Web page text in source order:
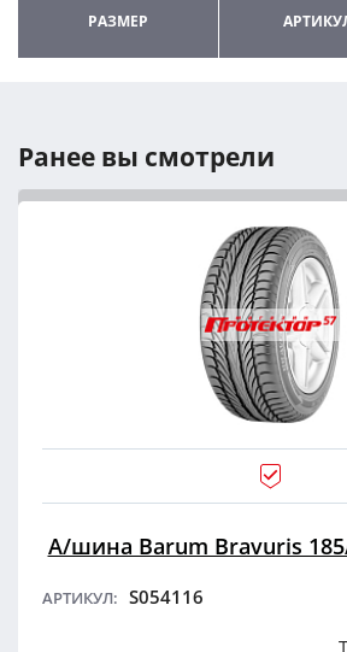
РАЗМЕР
Ранее вы смотрели
А/шина Barum Bravuris
АРТИКУЛ: S054116